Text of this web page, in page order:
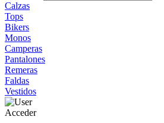
Calzas
Tops
Bikers
Monos
Camperas
Pantalones
Remeras
Faldas
Vestidos
Acceder